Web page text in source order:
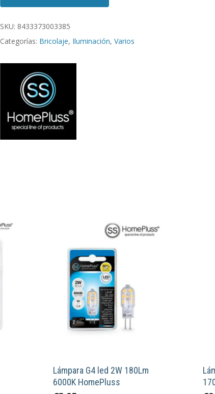
SKU: 8433373003385
Categorías: Bricolaje, Iluminación, Varios
Lámpara G4 led 2W 180Lm
6000K HomePluss